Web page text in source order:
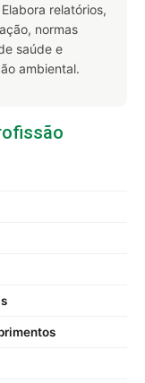
relatórios,
normas
saúde e
ambiental.